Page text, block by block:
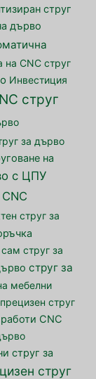
струг
дърво
на CNC струг
Инвестиция
струг
за дърво
на
с ЦПУ
CNC
струг за
струг за
струг за
мебелни
струг
CNC
струг за
струг